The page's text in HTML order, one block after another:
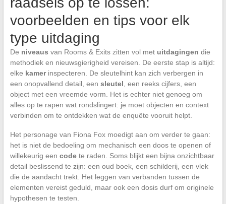
voorbeelden en tips voor elk
type uitdaging
De niveaus van Rooms & Exits zitten vol met uitdagingen die
methodiek en nieuwsgierigheid vereisen. De eerste stap is altijd:
elke kamerinspecteren. De sleutelhint kan zich verbergen in
een onopvallend detail, een sleutel , een reeks cijfers, een
object met een vreemde vorm. Het is echter niet genoeg om
alles op te rapen wat rondslingert: je moet objecten en context
verbinden om te ontdekken wat de enquête vooruit helpt.
Het personage van Fiona Fox moedigt aan om verder te gaan:
het is niet de bedoeling om mechanisch een doos te openen of
willekeurig een codete raden. Soms blijkt een bijna onzichtbaar
detail beslissend te zijn: een oud boek, een schilderij, een vlek
die de aandacht trekt. Het leggen van verbanden tussen de
elementen vereist geduld, maar ook een dosis durf om originele
hypothesen te testen.